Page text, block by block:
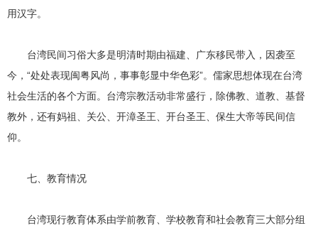
用汉字。
台湾民间习俗大多是明清时期由福建、广东移民带入，因袭至
今，“处处表现闽粤风尚，事事彰显中华色彩”。儒家思想体现在台湾
社会生活的各个方面。台湾宗教活动非常盛行，除佛教、道教、基督
教外，还有妈祖、关公、开漳圣王、开台圣王、保生大帝等民间信
仰。
七、教育情况
台湾现行教育体系由学前教育、学校教育和社会教育三大部分组